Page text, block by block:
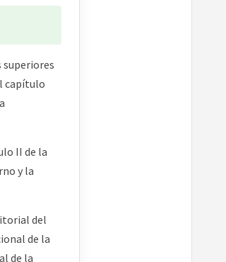
superiores
capítulo
II de la
y la
del
de la
de la